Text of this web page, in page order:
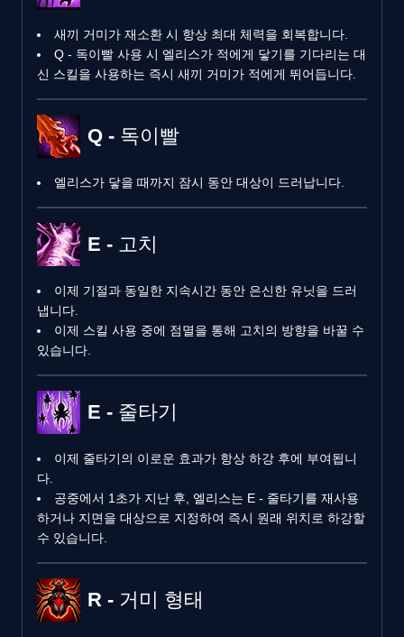
새끼 거미가 재소환 시 항상 최대 체력을 회복합니다.
Q - 독이빨 사용 시 엘리스가 적에게 닿기를 기다리는 대
신 스킬을 사용하는 즉시 새끼 거미가 적에게 뛰어듭니다.
Q - 독이빨
엘리스가 닿을 때까지 잠시 동안 대상이 드러납니다.
E - 고치
이제 기절과 동일한 지속시간 동안 은신한 유닛을 드러
냅니다.
이제 스킬 사용 중에 점멸을 통해 고치의 방향을 바꿀 수
있습니다.
E - 줄타기
이제 줄타기의 이로운 효과가 항상 하강 후에 부여됩니
다.
공중에서 1초가 지난 후, 엘리스는 E - 줄타기를 재사용
하거나 지면을 대상으로 지정하여 즉시 원래 위치로 하강할
수 있습니다.
R - 거미 형태